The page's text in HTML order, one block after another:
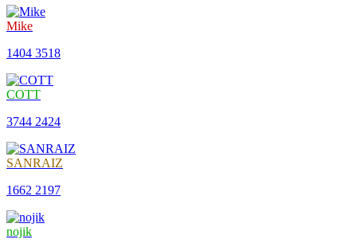
Mike
1404 3518
COTT
3744 2424
SANRAIZ
1662 2197
nojik